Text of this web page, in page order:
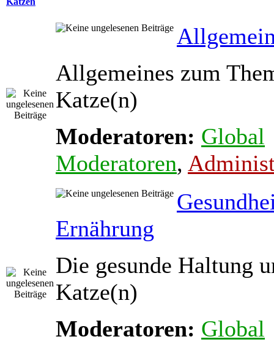
Allgemeines zum
Katze(n)
Moderatoren: Global
Moderatoren,
Ernährung
Die gesunde Haltung
Katze(n)
Moderatoren: Global